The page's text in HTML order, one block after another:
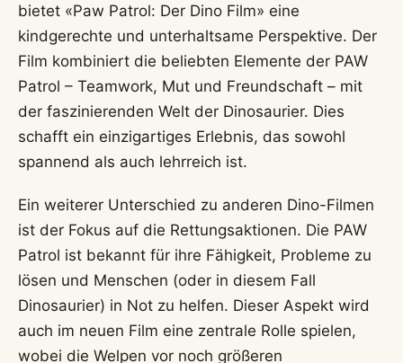
bietet «Paw Patrol: Der Dino Film» eine
kindgerechte und unterhaltsame Perspektive. Der
Film kombiniert die beliebten Elemente der PAW
Patrol – Teamwork, Mut und Freundschaft – mit
der faszinierenden Welt der Dinosaurier. Dies
schafft ein einzigartiges Erlebnis, das sowohl
spannend als auch lehrreich ist.
Ein weiterer Unterschied zu anderen Dino-Filmen
ist der Fokus auf die Rettungsaktionen. Die PAW
Patrol ist bekannt für ihre Fähigkeit, Probleme zu
lösen und Menschen (oder in diesem Fall
Dinosaurier) in Not zu helfen. Dieser Aspekt wird
auch im neuen Film eine zentrale Rolle spielen,
wobei die Welpen vor noch größeren